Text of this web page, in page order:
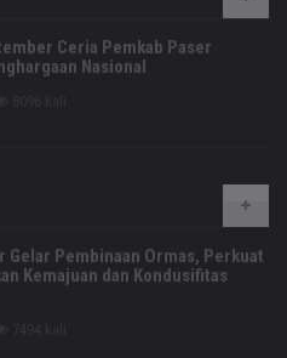
Ceria Pemkab Paser
Nasional
Gelar Pembinaan Ormas, Perkuat
Kemajuan dan Kondusifitas